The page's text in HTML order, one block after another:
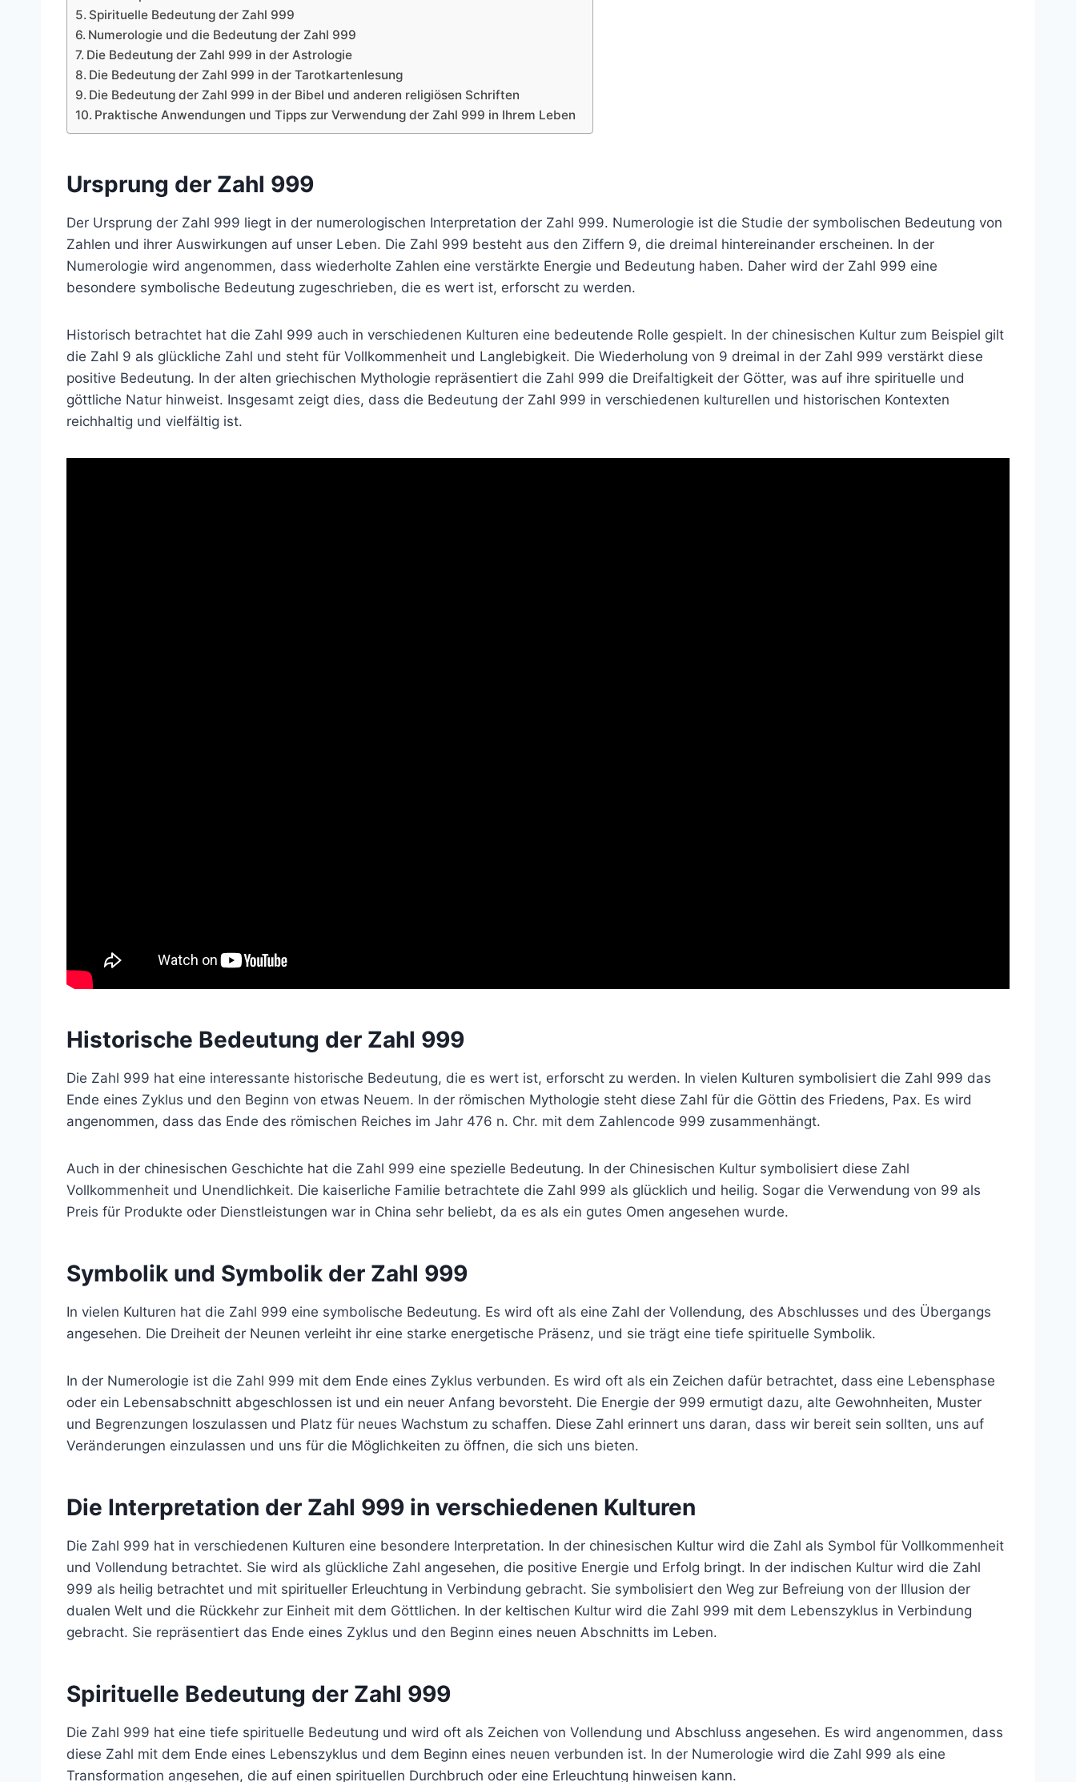
Spirituelle Bedeutung der Zahl 999
Numerologie und die Bedeutung der Zahl 999
Die Bedeutung der Zahl 999 in der Astrologie
Die Bedeutung der Zahl 999 in der Tarotkartenlesung
Die Bedeutung der Zahl 999 in der Bibel und anderen religiösen Schriften
Praktische Anwendungen und Tipps zur Verwendung der Zahl 999 in Ihrem Leben
Ursprung der Zahl 999
Der Ursprung der Zahl 999 liegt in der numerologischen Interpretation der Zahl 999. Numerologie ist die Studie der symbolischen Bedeutung von
Zahlen und ihrer Auswirkungen auf unser Leben. Die Zahl 999 besteht aus den Ziffern 9, die dreimal hintereinander erscheinen. In der
Numerologie wird angenommen, dass wiederholte Zahlen eine verstärkte Energie und Bedeutung haben. Daher wird der Zahl 999 eine
besondere symbolische Bedeutung zugeschrieben, die es wert ist, erforscht zu werden.
Historisch betrachtet hat die Zahl 999 auch in verschiedenen Kulturen eine bedeutende Rolle gespielt. In der chinesischen Kultur zum Beispiel gilt
die Zahl 9 als glückliche Zahl und steht für Vollkommenheit und Langlebigkeit. Die Wiederholung von 9 dreimal in der Zahl 999 verstärkt diese
positive Bedeutung. In der alten griechischen Mythologie repräsentiert die Zahl 999 die Dreifaltigkeit der Götter, was auf ihre spirituelle und
göttliche Natur hinweist. Insgesamt zeigt dies, dass die Bedeutung der Zahl 999 in verschiedenen kulturellen und historischen Kontexten
reichhaltig und vielfältig ist.
Historische Bedeutung der Zahl 999
Die Zahl 999 hat eine interessante historische Bedeutung, die es wert ist, erforscht zu werden. In vielen Kulturen symbolisiert die Zahl 999 das
Ende eines Zyklus und den Beginn von etwas Neuem. In der römischen Mythologie steht diese Zahl für die Göttin des Friedens, Pax. Es wird
angenommen, dass das Ende des römischen Reiches im Jahr 476 n. Chr. mit dem Zahlencode 999 zusammenhängt.
Auch in der chinesischen Geschichte hat die Zahl 999 eine spezielle Bedeutung. In der Chinesischen Kultur symbolisiert diese Zahl
Vollkommenheit und Unendlichkeit. Die kaiserliche Familie betrachtete die Zahl 999 als glücklich und heilig. Sogar die Verwendung von 99 als
Preis für Produkte oder Dienstleistungen war in China sehr beliebt, da es als ein gutes Omen angesehen wurde.
Symbolik und Symbolik der Zahl 999
In vielen Kulturen hat die Zahl 999 eine symbolische Bedeutung. Es wird oft als eine Zahl der Vollendung, des Abschlusses und des Übergangs
angesehen. Die Dreiheit der Neunen verleiht ihr eine starke energetische Präsenz, und sie trägt eine tiefe spirituelle Symbolik.
In der Numerologie ist die Zahl 999 mit dem Ende eines Zyklus verbunden. Es wird oft als ein Zeichen dafür betrachtet, dass eine Lebensphase
oder ein Lebensabschnitt abgeschlossen ist und ein neuer Anfang bevorsteht. Die Energie der 999 ermutigt dazu, alte Gewohnheiten, Muster
und Begrenzungen loszulassen und Platz für neues Wachstum zu schaffen. Diese Zahl erinnert uns daran, dass wir bereit sein sollten, uns auf
Veränderungen einzulassen und uns für die Möglichkeiten zu öffnen, die sich uns bieten.
Die Interpretation der Zahl 999 in verschiedenen Kulturen
Die Zahl 999 hat in verschiedenen Kulturen eine besondere Interpretation. In der chinesischen Kultur wird die Zahl als Symbol für Vollkommenheit
und Vollendung betrachtet. Sie wird als glückliche Zahl angesehen, die positive Energie und Erfolg bringt. In der indischen Kultur wird die Zahl
999 als heilig betrachtet und mit spiritueller Erleuchtung in Verbindung gebracht. Sie symbolisiert den Weg zur Befreiung von der Illusion der
dualen Welt und die Rückkehr zur Einheit mit dem Göttlichen. In der keltischen Kultur wird die Zahl 999 mit dem Lebenszyklus in Verbindung
gebracht. Sie repräsentiert das Ende eines Zyklus und den Beginn eines neuen Abschnitts im Leben.
Spirituelle Bedeutung der Zahl 999
Die Zahl 999 hat eine tiefe spirituelle Bedeutung und wird oft als Zeichen von Vollendung und Abschluss angesehen. Es wird angenommen, dass
diese Zahl mit dem Ende eines Lebenszyklus und dem Beginn eines neuen verbunden ist. In der Numerologie wird die Zahl 999 als eine
Transformation angesehen, die auf einen spirituellen Durchbruch oder eine Erleuchtung hinweisen kann.